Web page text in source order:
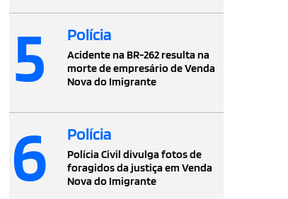
5 Polícia
Acidente na BR-262 resulta na
morte de empresário de Venda
Nova do Imigrante
6 Polícia
Polícia Civil divulga fotos de
foragidos da justiça em Venda
Nova do Imigrante